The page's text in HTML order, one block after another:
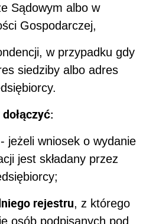
Sądowym albo w
Gospodarczej,
w przypadku gdy
siedziby albo adres
- jeżeli wniosek o wydanie
jest składany przez
rejestru, z którego
osób podpisanych pod